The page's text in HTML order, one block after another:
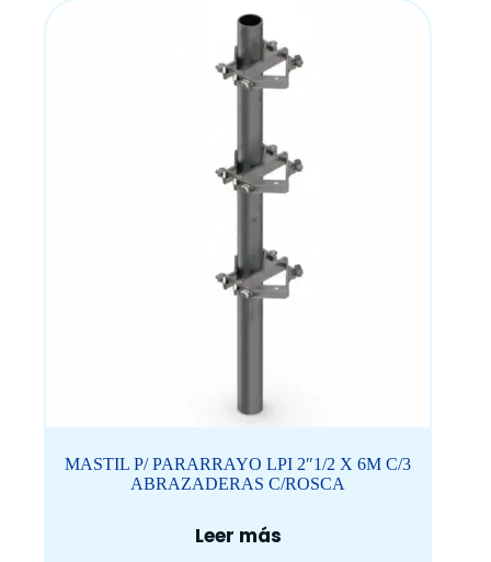
MASTIL P/ PARARRAYO LPI 2″1/2 X 6M C/3
ABRAZADERAS C/ROSCA
Leer más